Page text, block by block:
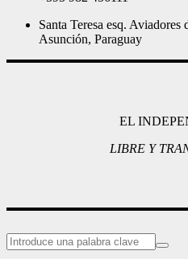
Santa Teresa esq.
Asunción, Paraguay
EL
LIBRE Y